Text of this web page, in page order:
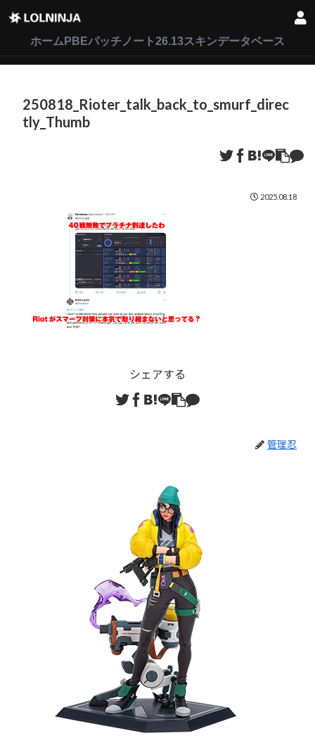
ホーム PBEパッチノート26.13スキンデータベース
250818_Rioter_talk_back_to_smurf_direc
tly_Thumb
2025.08.18
シェアする
管理忍